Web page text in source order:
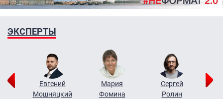
ЭКСПЕРТЫ
Евгений
Мошняцкий
Мария
Фомина
Сергей
Ролин